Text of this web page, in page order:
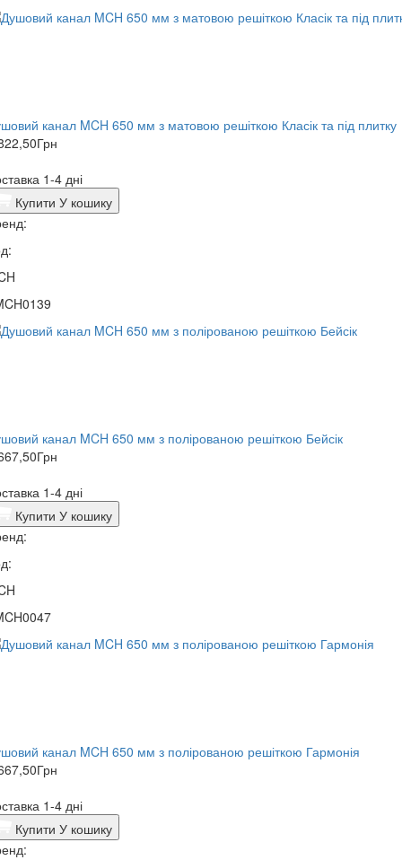
канал MCH 650 мм з матовою решіткою Класік та під плитку
Грн
1-4 дні
Купити У кошику
канал MCH 650 мм з полірованою решіткою Бейсік
Грн
1-4 дні
Купити У кошику
канал MCH 650 мм з полірованою решіткою Гармонія
Грн
1-4 дні
Купити У кошику